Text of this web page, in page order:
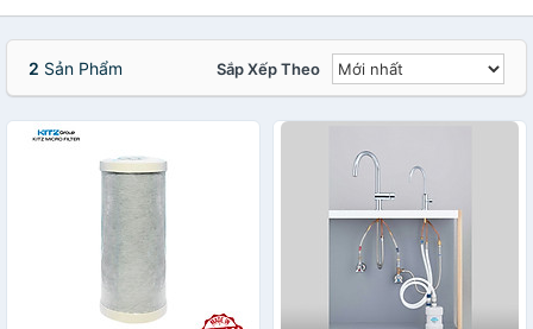
2 Sản Phẩm Sắp Xếp Theo